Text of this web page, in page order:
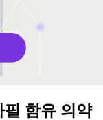
필 함유 의약